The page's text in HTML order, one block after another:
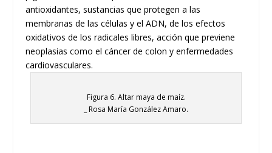
antioxidantes, sustancias que protegen a las
membranas de las células y el ADN, de los efectos
oxidativos de los radicales libres, acción que previene
neoplasias como el cáncer de colon y enfermedades
cardiovasculares.
Figura 6. Altar maya de maíz.
_ Rosa María González Amaro.